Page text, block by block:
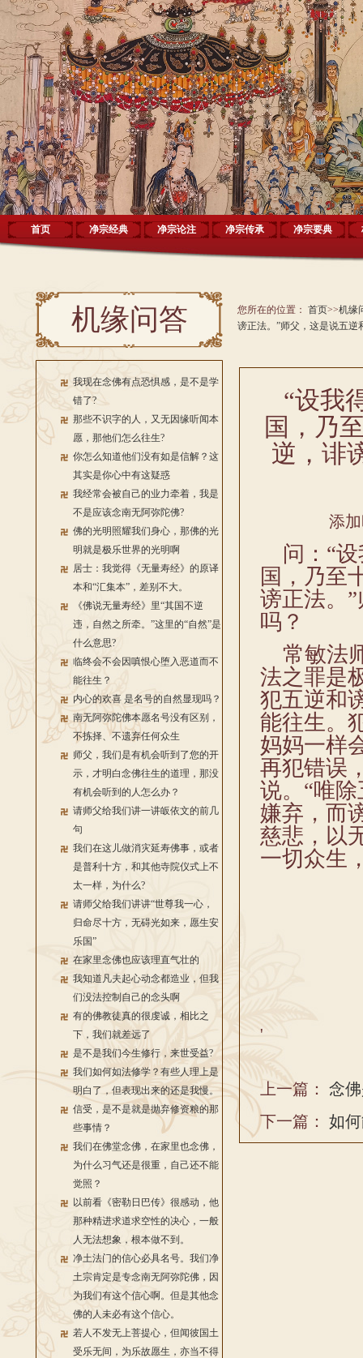
首页 净宗经典 净宗论注 净宗传承 净宗要典
机缘问答
我现在念佛有点恐惧感，是不是学
错了?
那些不识字的人，又无因缘听闻本
愿，那他们怎么往生?
你怎么知道他们没有如是信解？这
其实是你心中有这疑惑
我经常会被自己的业力牵着，我是
不是应该念南无阿弥陀佛?
佛的光明照耀我们身心，那佛的光
明就是极乐世界的光明啊
居士：我觉得《无量寿经》的原译
本和“汇集本”，差别不大。
《佛说无量寿经》里“其国不逆
违，自然之所牵。”这里的“自然”是
什么意思?
临终会不会因嗔恨心堕入恶道而不
能往生？
内心的欢喜 是名号的自然显现吗？
南无阿弥陀佛本愿名号没有区别，
不拣择、不遗弃任何众生
师父，我们是有机会听到了您的开
示，才明白念佛往生的道理，那没
有机会听到的人怎么办？
请师父给我们讲一讲皈依文的前几
句
我们在这儿做消灾延寿佛事，或者
是普利十方，和其他寺院仪式上不
太一样，为什么?
请师父给我们讲讲“世尊我一心，
归命尽十方，无碍光如来，愿生安
乐国”
在家里念佛也应该理直气壮的
我知道凡夫起心动念都造业，但我
们没法控制自己的念头啊
有的佛教徒真的很虔诚，相比之
下，我们就差远了
是不是我们今生修行，来世受益?
我们如何如法修学？有些人理上是
明白了，但表现出来的还是我慢。
信受，是不是就是抛弃修资粮的那
些事情？
我们在佛堂念佛，在家里也念佛，
为什么习气还是很重，自己还不能
觉照？
以前看《密勒日巴传》很感动，他
那种精进求道求空性的决心，一般
人无法想象，根本做不到。
净土法门的信心必具名号。我们净
土宗肯定是专念南无阿弥陀佛，因
为我们有这个信心啊。但是其他念
佛的人未必有这个信心。
若人不发无上菩提心，但闻彼国土
受乐无间，为乐故愿生，亦当不得
您所在的位置： 首页>>机缘
谤正法。”师父，这是说五逆
“设我
国，乃
逆，诽
添
问：“设
国，乃至
谤正法。
吗？
常敏法
法之罪是
犯五逆和
能往生。
妈妈一样
再犯错误
说。“唯
嫌弃，而
慈悲，以
一切众生
'
上一篇： 念
下一篇： 如